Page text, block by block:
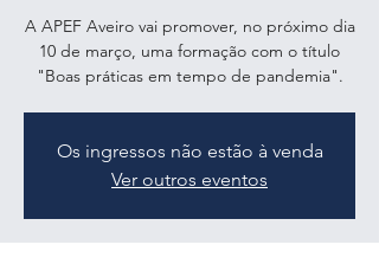
A APEF Aveiro vai promover, no próximo dia
10 de março, uma formação com o título
"Boas práticas em tempo de pandemia".
Os ingressos não estão à venda
Ver outros eventos